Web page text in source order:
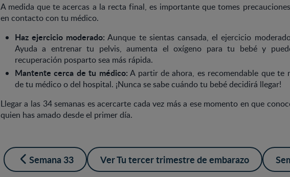
A medida que te acercas a la recta final, es importante que tomes
en contacto con tu médico.
Haz ejercicio moderado: Aunque te sientas cansada, el ejercicio
Ayuda a entrenar tu pelvis, aumenta el oxígeno para tu bebé y
recuperación posparto sea más rápida.
Mantente cerca de tu médico: A partir de ahora, es recomendable que te
de tu médico o del hospital. ¡Nunca se sabe cuándo tu bebé decidirá llegar!
Llegar a las 34 semanas es acercarte cada vez más a ese momento en que
quien has amado desde el primer día.
Semana 33 Ver Tu tercer trimestre de embarazo